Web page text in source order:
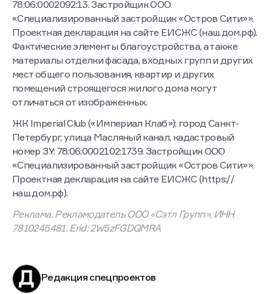
78:06:0002092:13. Застройщик ООО
«Специализированный застройщик «Остров Сити»».
Проектная декларация на сайте ЕИСЖС (наш.дом.рф).
Фактические элементы благоустройства, а также
материалы отделки фасада, входных групп и других
мест общего пользования, квартир и других
помещений строящегося жилого дома могут
отличаться от изображенных.
ЖК Imperial Club («Империал Клаб»): город Санкт-
Петербург, улица Масляный канал, кадастровый
номер ЗУ: 78:06:0002102:1739. Застройщик ООО
«Специализированный застройщик «Остров Сити»».
Проектная декларация на сайте ЕИСЖС (https://
наш.дом.рф).
Реклама. Рекламодатель ООО «Сэтл Групп», ИНН
7810245481. Erid: 2W5zFGDQMRA
Редакция спецпроектов